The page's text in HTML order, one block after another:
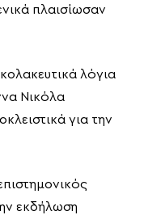
πλαισίωσαν
λόγια
Νικόλα
για την
εκδήλωση